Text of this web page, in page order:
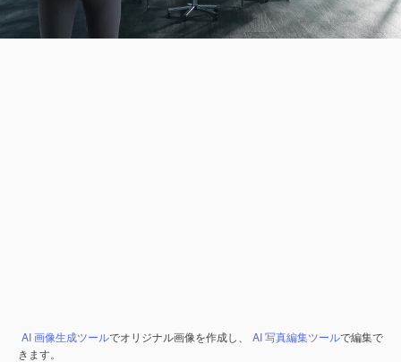
AI 画像生成ツールでオリジナル画像を作成し、 AI 写真編集ツールで編集で
きます。